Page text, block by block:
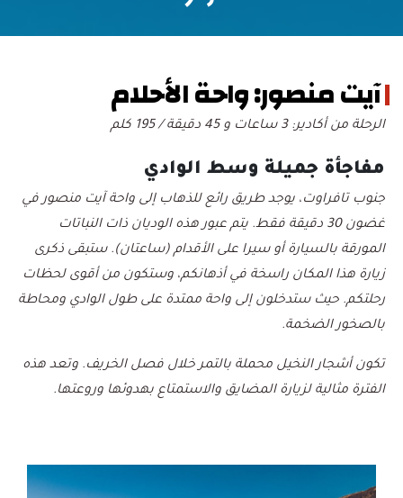
آيت منصور: واحة الأحلام
الرحلة من أكادير: 3 ساعات و 45 دقيقة / 195 كلم
مفاجأة جميلة وسط الوادي
جنوب تافراوت، يوجد طريق رائع للذهاب إلى واحة آيت منصور في
غضون 30 دقيقة فقط.
يتم عبور هذه الوديان ذات النباتات
المورقة بالسيارة أو سيرا على الأقدام (ساعتان). ستبقى ذكرى
زيارة هذا المكان راسخة في أذهانكم، وستكون من أقوى لحظات
رحلتكم. حيث ستدخلون إلى واحة ممتدة على طول الوادي ومحاطة
بالصخور الضخمة.
تكون أشجار النخيل محملة بالتمر خلال فصل الخريف. وتعد هذه
الفترة مثالية لزيارة المضايق والاستمتاع بهدوئها وروعتها.